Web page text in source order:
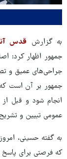
به گزارش قدس
جمهور اظهار کرد:
جراحی‌های عمیق و
جمهور بر آن است
انجام شود و قبل
عمومی تبیین و
به گفته حسینی،
که فرصتی برای پاسخ